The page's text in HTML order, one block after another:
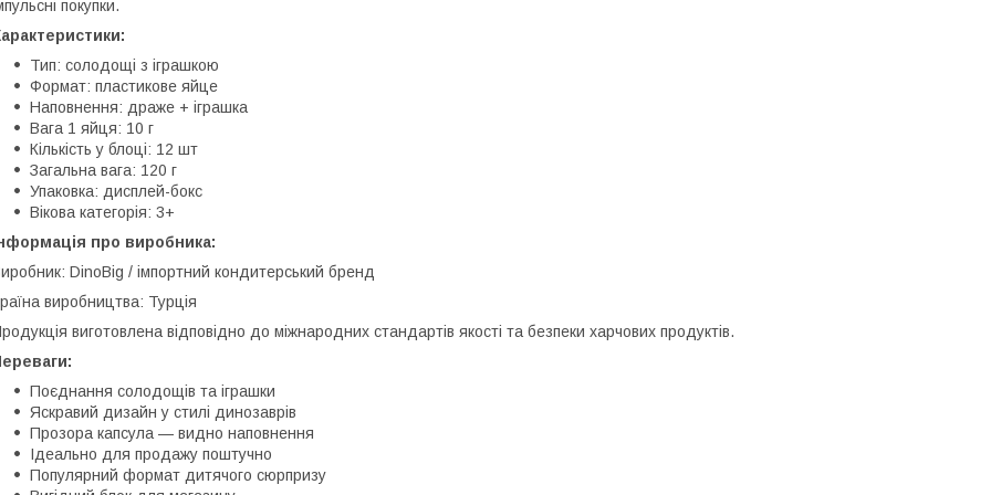
покупки.
Тип: солодощі з іграшкою
Формат: пластикове яйце
Наповнення: драже + іграшка
Вага 1 яйця: 10 г
Кількість у блоці: 12 шт
Загальна вага: 120 г
Упаковка: дисплей-бокс
Вікова категорія: 3+
про виробника:
DinoBig / імпортний кондитерський бренд
виробництва: Турція
виготовлена відповідно до міжнародних стандартів якості та безпеки харчових продуктів.
Поєднання солодощів та іграшки
Яскравий дизайн у стилі динозаврів
Прозора капсула — видно наповнення
Ідеально для продажу поштучно
Популярний формат дитячого сюрпризу